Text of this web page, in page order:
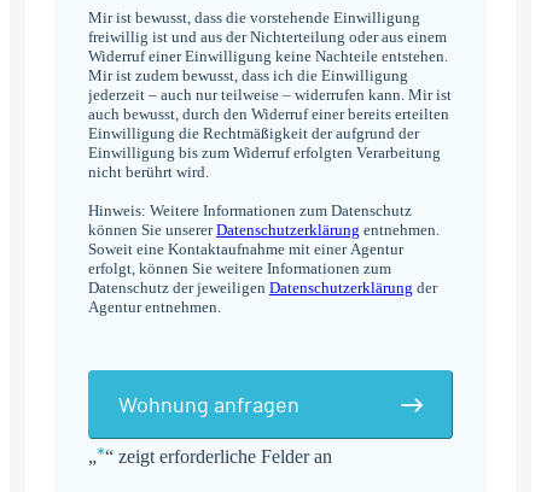
„*“ zeigt erforderliche Felder an
Mir ist bewusst, dass die vorstehende Einwilligung
freiwillig ist und aus der Nichterteilung oder aus einem
Widerruf einer Einwilligung keine Nachteile entstehen.
Mir ist zudem bewusst, dass ich die Einwilligung
jederzeit – auch nur teilweise – widerrufen kann. Mir ist
auch bewusst, durch den Widerruf einer bereits erteilten
Einwilligung die Rechtmäßigkeit der aufgrund der
Einwilligung bis zum Widerruf erfolgten Verarbeitung
nicht berührt wird.
Hinweis: Weitere Informationen zum Datenschutz
können Sie unsererDatenschutzerklärung entnehmen.
Soweit eine Kontaktaufnahme mit einer Agentur
erfolgt, können Sie weitere Informationen zum
Datenschutz der jeweiligen Datenschutzerklärung der
Agentur entnehmen.
Wohnung anfragen